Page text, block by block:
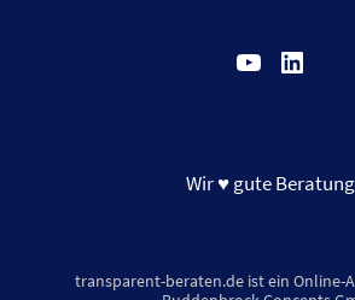
YouTube LinkedIn
Wir ♥ gute Beratung
transparent-beraten.de ist ein Online-